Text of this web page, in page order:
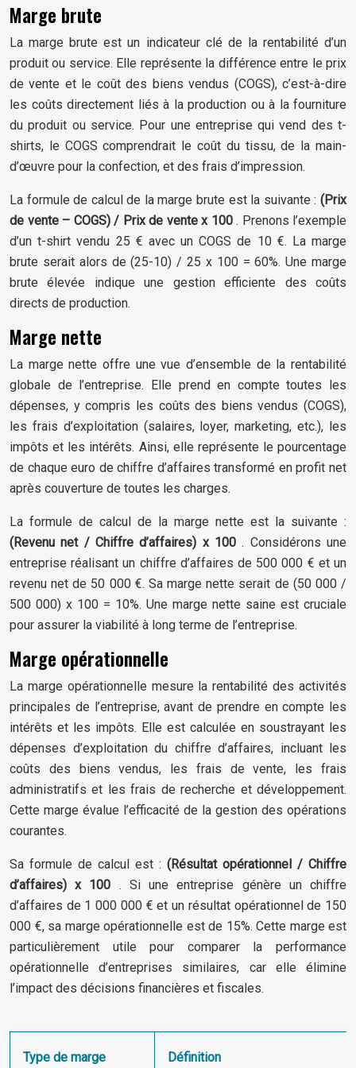
Marge brute
La marge brute est un indicateur clé de la rentabilité d’un
produit ou service. Elle représente la différence entre le prix
de vente et le coût des biens vendus (COGS), c’est-à-dire
les coûts directement liés à la production ou à la fourniture
du produit ou service. Pour une entreprise qui vend des t-
shirts, le COGS comprendrait le coût du tissu, de la main-
d’œuvre pour la confection, et des frais d’impression.
La formule de calcul de la marge brute est la suivante : (Prix
de vente – COGS) / Prix de vente x 100 . Prenons l’exemple
d’un t-shirt vendu 25 € avec un COGS de 10 €. La marge
brute serait alors de (25-10) / 25 x 100 = 60%. Une marge
brute élevée indique une gestion efficiente des coûts
directs de production.
Marge nette
La marge nette offre une vue d’ensemble de la rentabilité
globale de l’entreprise. Elle prend en compte toutes les
dépenses, y compris les coûts des biens vendus (COGS),
les frais d’exploitation (salaires, loyer, marketing, etc.), les
impôts et les intérêts. Ainsi, elle représente le pourcentage
de chaque euro de chiffre d’affaires transformé en profit net
après couverture de toutes les charges.
La formule de calcul de la marge nette est la suivante :
(Revenu net / Chiffre d’affaires) x 100. Considérons une
entreprise réalisant un chiffre d’affaires de 500 000 € et un
revenu net de 50 000 €. Sa marge nette serait de (50 000 /
500 000) x 100 = 10%. Une marge nette saine est cruciale
pour assurer la viabilité à long terme de l’entreprise.
Marge opérationnelle
La marge opérationnelle mesure la rentabilité des activités
principales de l’entreprise, avant de prendre en compte les
intérêts et les impôts. Elle est calculée en soustrayant les
dépenses d’exploitation du chiffre d’affaires, incluant les
coûts des biens vendus, les frais de vente, les frais
administratifs et les frais de recherche et développement.
Cette marge évalue l’efficacité de la gestion des opérations
courantes.
Sa formule de calcul est : (Résultat opérationnel / Chiffre
d’affaires) x 100 . Si une entreprise génère un chiffre
d’affaires de 1 000 000 € et un résultat opérationnel de 150
000 €, sa marge opérationnelle est de 15%. Cette marge est
particulièrement utile pour comparer la performance
opérationnelle d’entreprises similaires, car elle élimine
l’impact des décisions financières et fiscales.
Type de marge Définition